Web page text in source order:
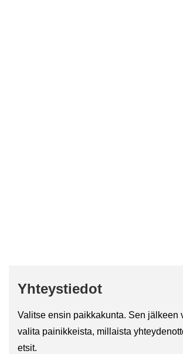
Yh­teys­tie­dot
Va­lit­se ensin paik­ka­kun­ta. Sen jäl­keen
va­li­ta pai­nik­keis­ta, mil­lais­ta
etsit.